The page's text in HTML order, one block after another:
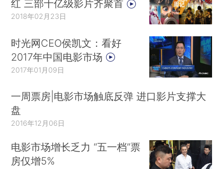
红 三部十亿级影片齐聚首
2018年02月23日
时光网CEO侯凯文：看好
2017年中国电影市场
2017年01月09日
一周票房|电影市场触底反弹 进口影片支撑大
盘
2016年12月06日
电影市场增长乏力 “五一档”票
房仅增5%